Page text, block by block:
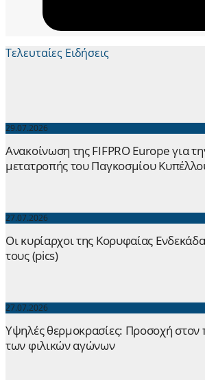
Τελευταίες Ειδήσεις
29.07.2026
Ανακοίνωση της FIFPRO Europe για
μετατροπής του Παγκοσμίου
27.07.2026
Οι κυρίαρχοι της Κορυφαίας
τους (pics)
27.07.2026
Yψηλές θερμοκρασίες: Προσοχή
των φιλικών αγώνων